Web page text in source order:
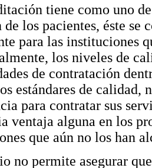
tiene como uno
de los pacientes, éste se
para las instituciones
los niveles de
de contratación
estándares de calidad,
para contratar sus
ventaja alguna en los
que aún no los han
no permite asegurar